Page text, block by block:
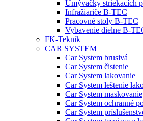
Umývačky striekacích
Infražiariče B-TEC
Pracovné stoly B-TEC
Vybavenie dielne B-
FK-Teknik
CAR SYSTEM
Car System brusivá
Car System čistenie
Car System lakovanie
Car System leštenie
Car System maskovanie
Car System ochranné
Car System